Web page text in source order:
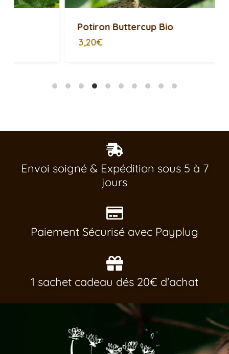
Potiron Buttercup Bio
Envoi soigné & Expédition sous 5 à 7
jours
Paiement Sécurisé avec Payplug
1 sachet cadeau dés 20€ d'achat